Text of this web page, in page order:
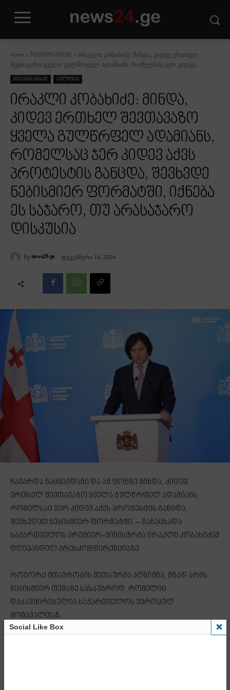
Home მთავარი ამბავი
ირაკლი კობახიძე: მინდა, კიდევ ერთხელ
შევთავაზო ყველა გულწრფელ ადამიანს, რომელსაც ჯერ კიდევ...
მთავარი ამბავი პოლიტიკა
ირაკლი კობახიძე: მინდა,
კიდევ ერთხელ შევთავაზო
ყველა გულწრფელ ადამიანს,
რომელსაც ჯერ კიდევ აქვს
პროტესტის განცდა, შევხვდე
ნებისმიერ ფორმატში, იქნება
ეს საჯარო, თუ არასაჯარო
დისკუსია
By news24.ge დეკემბერი 14, 2024
ჩავარდა ნაცმაიდანი და ამ ფონზე მინდა, კიდევ
ერთხელ შევთავაზო ყველა გულწრფელ ადამიანს,
რომელსაც ჯერ კიდევ აქვს პროტესტის განცდა,
შევხვდეთ ნებისმიერ ფორმატში, – განაცხადა
საქართველოს პრემიერ-მინისტრმა ირაკლი კობახიძემ
დღევანდელ პრესკონფერენციაზე.
როგორც მთავრობის მეთაურმა აღნიშნა, მზად არის
ნებისმიერ თემაზე სასაუბროდ, რომელიც
დაკავშირებულია საქართველოს ევროპულ
მომავალთან.
Social Like Box